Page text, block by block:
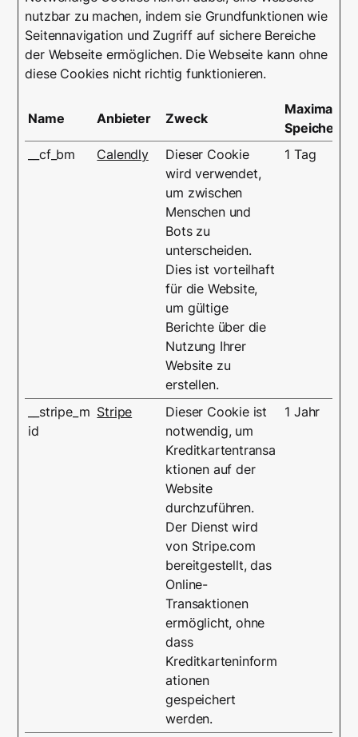
nutzbar zu machen, indem sie Grundfunktionen wie
Seitennavigation und Zugriff auf sichere Bereiche
der Webseite ermöglichen. Die Webseite kann ohne
diese Cookies nicht richtig funktionieren.
Name Anbieter Zweck
Maximale
__cf_bm
Calendly
Dieser Cookie
wird verwendet,
um zwischen
Menschen und
Bots zu
unterscheiden.
Dies ist vorteilhaft
für die Website,
um gültige
Berichte über die
Nutzung Ihrer
Website zu
erstellen.
1 Tag
__stripe_m
id
Stripe
Dieser Cookie ist
notwendig, um
Kreditkartentransa
ktionen auf der
Website
durchzuführen.
Der Dienst wird
von Stripe.com
bereitgestellt, das
Online-
Transaktionen
ermöglicht, ohne
dass
Kreditkarteninform
ationen
gespeichert
werden.
1 Jahr